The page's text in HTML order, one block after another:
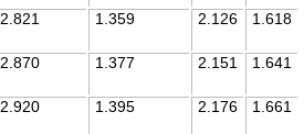
2.821 1.359 2.126 1.618
2.870 1.377 2.151 1.641
2.920 1.395 2.176 1.661